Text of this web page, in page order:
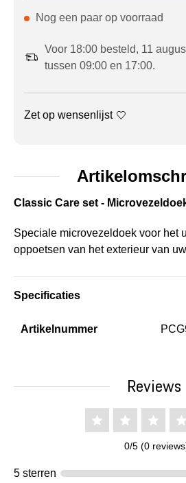
Nog een paar op voorraad
Voor 18:00 besteld, 11
tussen 09:00 en 17:00.
Zet op wensenlijst
Classic Care set -
Speciale microvezeldoek voor het
oppoetsen van het exterieur van
Specificaties
Artikelnummer
Reviews
0/5 (0
5 sterren